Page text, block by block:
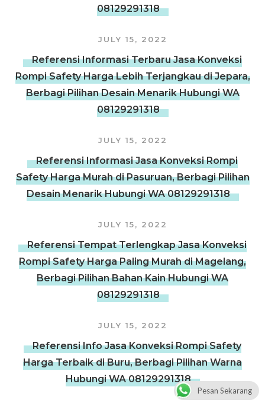
08129291318
JULY 15, 2022
Referensi Informasi Terbaru Jasa Konveksi
Rompi Safety Harga Lebih Terjangkau di Jepara,
Berbagi Pilihan Desain Menarik Hubungi WA
08129291318
JULY 15, 2022
Referensi Informasi Jasa Konveksi Rompi
Safety Harga Murah di Pasuruan, Berbagi Pilihan
Desain Menarik Hubungi WA 08129291318
JULY 15, 2022
Referensi Tempat Terlengkap Jasa Konveksi
Rompi Safety Harga Paling Murah di Magelang,
Berbagi Pilihan Bahan Kain Hubungi WA
08129291318
JULY 15, 2022
Referensi Info Jasa Konveksi Rompi Safety
Harga Terbaik di Buru, Berbagi Pilihan Warna
Hubungi WA 08129291318
Pesan Sekarang